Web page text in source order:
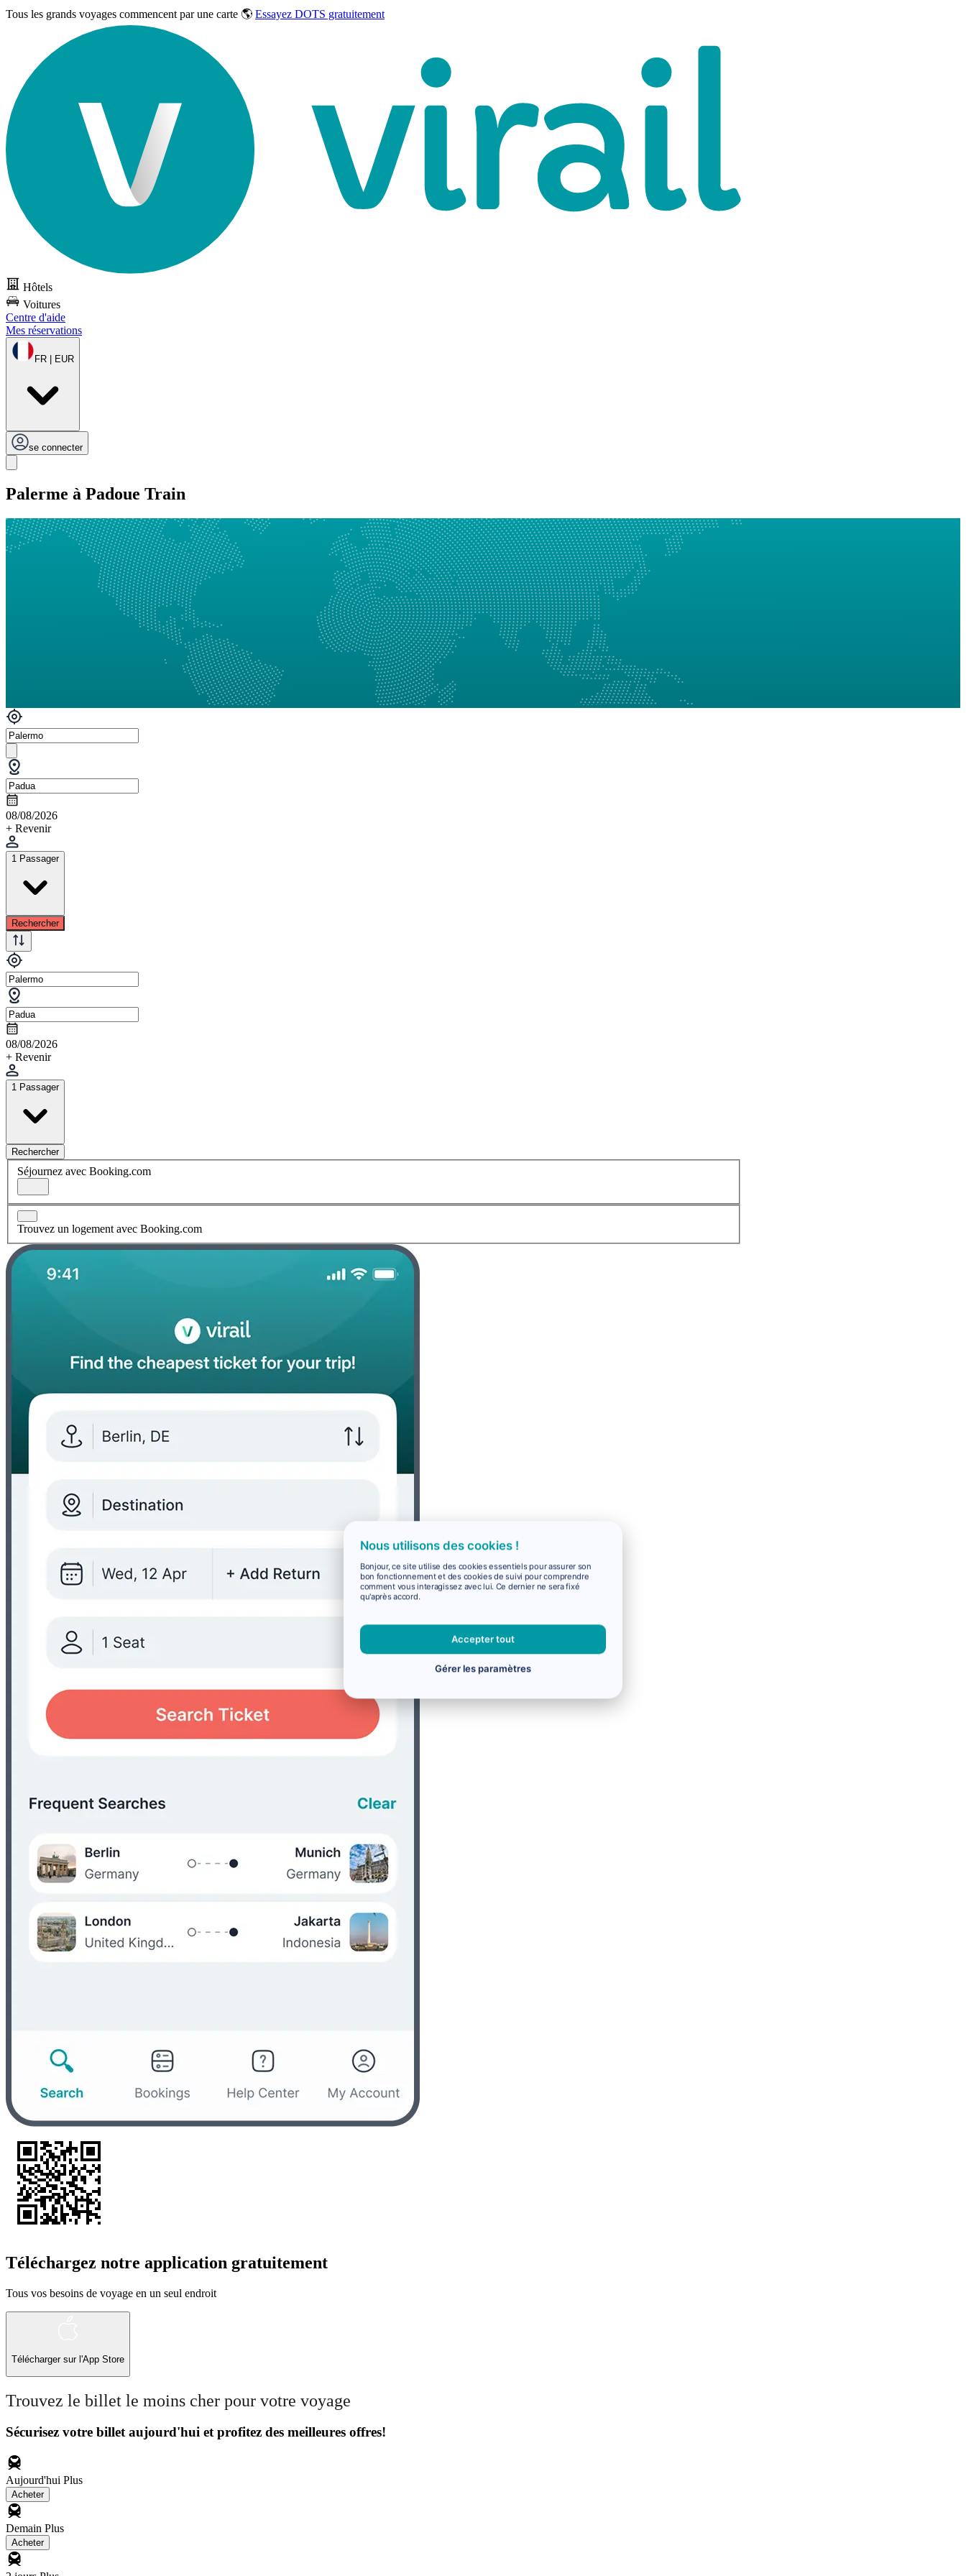
Tous les grands voyages commencent par une carte 🌎 Essayez DOTS gratuitement
Hôtels
Voitures
Centre d'aide
Mes réservations
FR | EUR
se connecter
Palerme à Padoue Train
08/08/2026
+ Revenir
1 Passager
Rechercher
08/08/2026
+ Revenir
1 Passager
Rechercher
Séjournez avec Booking.com
Trouvez un logement avec Booking.com
Téléchargez notre application gratuitement
Tous vos besoins de voyage en un seul endroit
Télécharger sur l'App Store
Trouvez le billet le moins cher pour votre voyage
Sécurisez votre billet aujourd'hui et profitez des meilleures offres!
Aujourd'hui Plus
Acheter
Demain Plus
Acheter
Nous utilisons des cookies !
Bonjour, ce site utilise des cookies essentiels pour assurer son
bon fonctionnement et des cookies de suivi pour comprendre
comment vous interagissez avec lui. Ce dernier ne sera fixé
qu'après accord.
Accepter tout
Gérer les paramètres